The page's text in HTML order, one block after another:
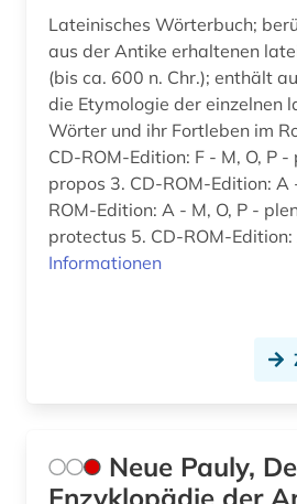
Lateinisches Wörterbuch;
aus der Antike erhaltenen
(bis ca. 600 n. Chr.); enthält
die Etymologie der einzelnen
Wörter und ihr Fortleben im
CD-ROM-Edition: F - M, O, P
propos 3. CD-ROM-Edition: A
ROM-Edition: A - M, O, P -
protectus 5. CD-ROM-Edition:
Informationen
Neue Pauly,